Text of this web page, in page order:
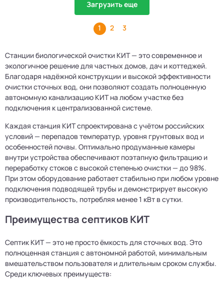
Загрузить еще
1 2 3
Станции биологической очистки КИТ — это современное и
экологичное решение для частных домов, дач и коттеджей.
Благодаря надёжной конструкции и высокой эффективности
очистки сточных вод, они позволяют создать полноценную
автономную канализацию КИТ на любом участке без
подключения к централизованной системе.
Каждая станция КИТ спроектирована с учётом российских
условий — перепадов температур, уровня грунтовых вод и
особенностей почвы. Оптимально продуманные камеры
внутри устройства обеспечивают поэтапную фильтрацию и
переработку стоков с высокой степенью очистки — до 98%.
При этом оборудование работает стабильно при любом уровне
подключения подводящей трубы и демонстрирует высокую
производительность, потребляя менее 1 кВт в сутки.
Преимущества септиков КИТ
Септик КИТ — это не просто ёмкость для сточных вод. Это
полноценная станция с автономной работой, минимальным
вмешательством пользователя и длительным сроком службы.
Среди ключевых преимуществ: